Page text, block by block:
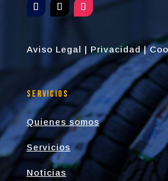
Aviso Legal | Privacidad|
Servicios
Quienes somos
Servicios
Noticias